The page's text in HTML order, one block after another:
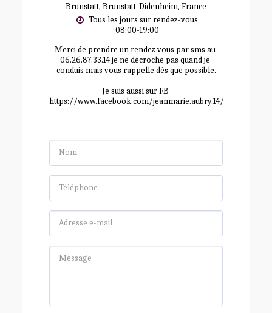
Brunstatt, Brunstatt-Didenheim, France
Tous les jours sur rendez-vous
08:00-19:00
Merci de prendre un rendez vous par sms au
06.26.87.33.14 je ne décroche pas quand je
conduis mais vous rappelle dès que possible.
Je suis aussi sur FB
https://www.facebook.com/jeanmarie.aubry.14/